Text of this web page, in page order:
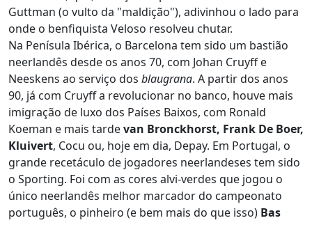
Guttman (o vulto da "maldição"), adivinhou o lado para
onde o benfiquista Veloso resolveu chutar.
Na Penísula Ibérica, o Barcelona tem sido um bastião
neerlandês desde os anos 70, com Johan Cruyff e
Neeskens ao serviço dos blaugrana. A partir dos anos
90, já com Cruyff a revolucionar no banco, houve mais
imigração de luxo dos Países Baixos, com Ronald
Koeman e mais tardevan Bronckhorst, Frank De Boer,
Kluivert, Cocu ou, hoje em dia, Depay. Em Portugal, o
grande recetáculo de jogadores neerlandeses tem sido
o Sporting. Foi com as cores alvi-verdes que jogou o
único neerlandês melhor marcador do campeonato
português, o pinheiro (e bem mais do que isso) Bas